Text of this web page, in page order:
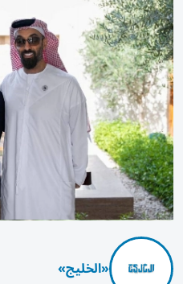
«الخليج»